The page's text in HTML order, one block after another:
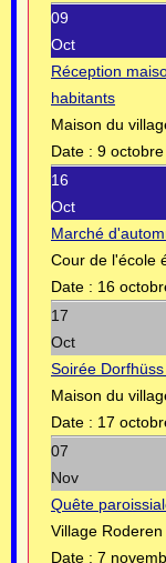
09
Oct
Réception
habitants
Maison du
Date : 9
16
Oct
Marché
Cour de l'école
Date : 16
17
Oct
Soirée
Maison du
Date : 17
07
Nov
Quête
Village Roderen
Date : 7